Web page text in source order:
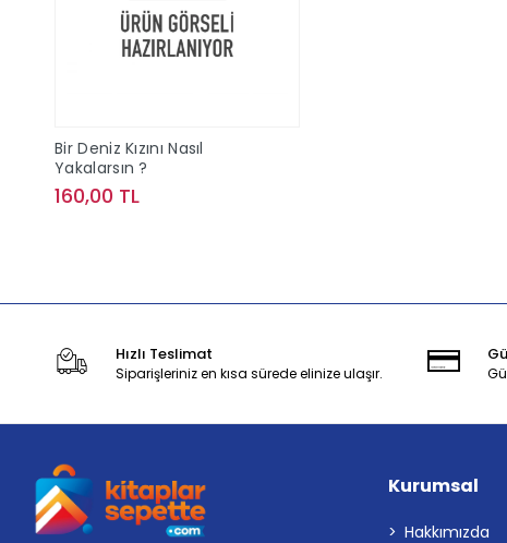
Bir Deniz Kızını Nasıl
Yakalarsın ?
160,00 TL
Hızlı Teslimat
Siparişleriniz en kısa sürede elinize ulaşır.
Kurumsal
Hakkımızda